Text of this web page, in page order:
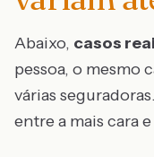
Abaixo, casos
pessoa, o mesmo
várias
entre a mais cara